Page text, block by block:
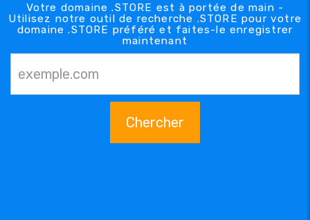
Votre domaine .STORE est à portée de main -
Utilisez notre outil de recherche .STORE pour votre
domaine .STORE préféré et faites-le enregistrer
maintenant
Chercher